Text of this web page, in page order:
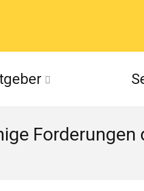
Forderungen